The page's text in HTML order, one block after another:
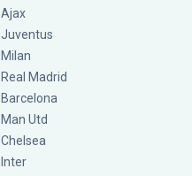
Ajax
Juventus
Milan
Real Madrid
Barcelona
Man Utd
Chelsea
Inter